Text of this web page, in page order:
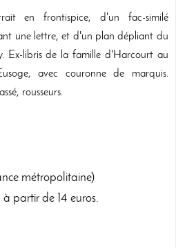
en frontispice, d'un fac-similé
une lettre, et d'un plan dépliant du
Ex-libris de la famille d'Harcourt au
avec couronne de marquis.
rousseurs.
métropolitaine)
partir de 14 euros.